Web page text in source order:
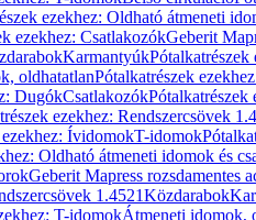
ezekhez: Oldható átmeneti
ezekhez: CsatlakozókGeberit
Karmantyúk
oldhatatlanPótalkatrészek
DugókCsatlakozókPótalkatrészek
ezekhez: Rendszercsövek
ÍvidomokT-idomok
Oldható átmeneti idomok és
Geberit Mapress rozsdamentes
1.4521Közdarabok
T-idomokÁtmeneti idomok,